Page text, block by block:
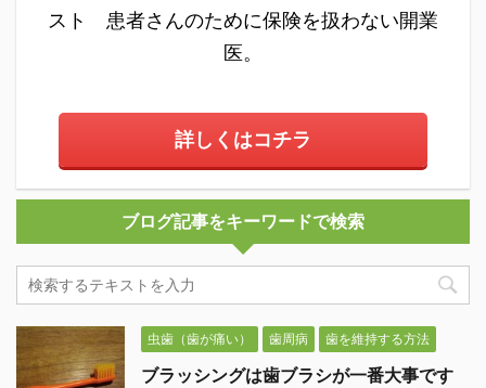
スト 患者さんのために保険を扱わない開業
医。
詳しくはコチラ
ブログ記事をキーワードで検索
虫歯（歯が痛い） 歯周病 歯を維持する方法
ブラッシングは歯ブラシが一番大事です